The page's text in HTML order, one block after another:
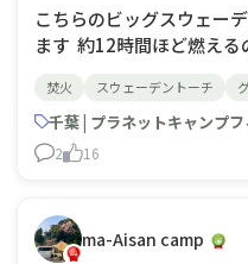
こちらのビッグスウェー
ます 約12時間ほど燃え
撮影の方におすすめです
が、お客様の反応次
焚火 スウェーデントーチ
千葉 | プラネットキャンプ
2 16
ma-Aisan camp